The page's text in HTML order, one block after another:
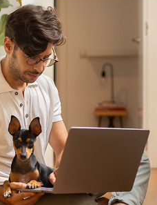
Search products